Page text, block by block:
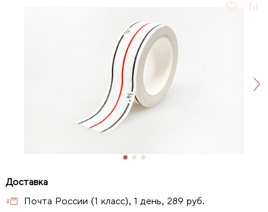
Почта России (1 класс), 1 день, 289 руб.